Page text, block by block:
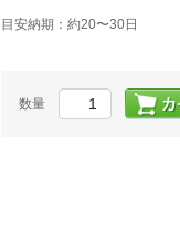
目安納期：約20〜30日
数量